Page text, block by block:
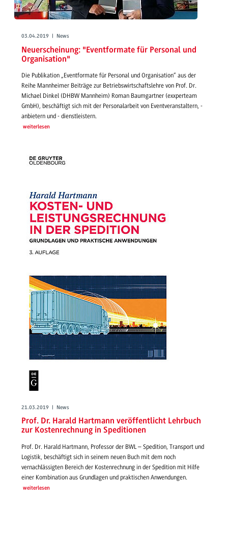
03.04.2019 | News
Neuerscheinung: "Eventformate für Personal und
Organisation"
Die Publikation „Eventformate für Personal und Organisation“ aus der
Reihe Mannheimer Beiträge zur Betriebswirtschaftslehre von Prof. Dr.
Michael Dinkel (DHBW Mannheim) Roman Baumgartner (exxperteam
GmbH), beschäftigt sich mit der Personalarbeit von Eventveranstaltern, -
anbietern und - dienstleistern.
weiterlesen
21.03.2019 | News
Prof. Dr. Harald Hartmann veröffentlicht Lehrbuch
zur Kostenrechnung in Speditionen
Prof. Dr. Harald Hartmann, Professor der BWL – Spedition, Transport und
Logistik, beschäftigt sich in seinem neuen Buch mit dem noch
vernachlässigten Bereich der Kostenrechnung in der Spedition mit Hilfe
einer Kombination aus Grundlagen und praktischen Anwendungen.
weiterlesen